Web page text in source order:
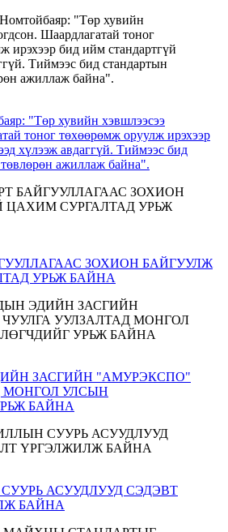
"Төр хувийн хэвшлээсээ
тоног төхөөрөмж оруулж ирэхээр
хүлээж авдаггүй. Тиймээс бид
ажиллаж байна".
ЗОХИОН БАЙГУУЛЖ
УРЬЖ БАЙНА
ЗАСГИЙН "АМУРЭКСПО"
МОНГОЛ УЛСЫН
БАЙНА
АСУУДЛУУД СЭДЭВТ
БАЙНА